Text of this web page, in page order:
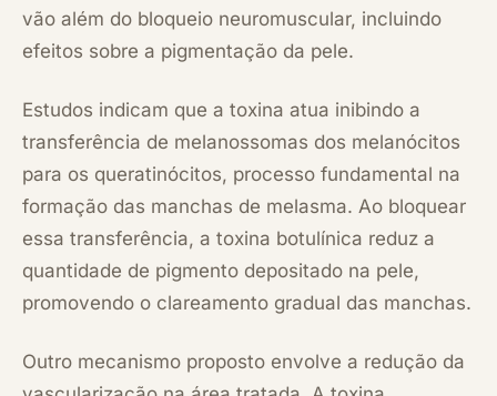
vão além do bloqueio neuromuscular, incluindo
efeitos sobre a pigmentação da pele.
Estudos indicam que a toxina atua inibindo a
transferência de melanossomas dos melanócitos
para os queratinócitos, processo fundamental na
formação das manchas de melasma. Ao bloquear
essa transferência, a toxina botulínica reduz a
quantidade de pigmento depositado na pele,
promovendo o clareamento gradual das manchas.
Outro mecanismo proposto envolve a redução da